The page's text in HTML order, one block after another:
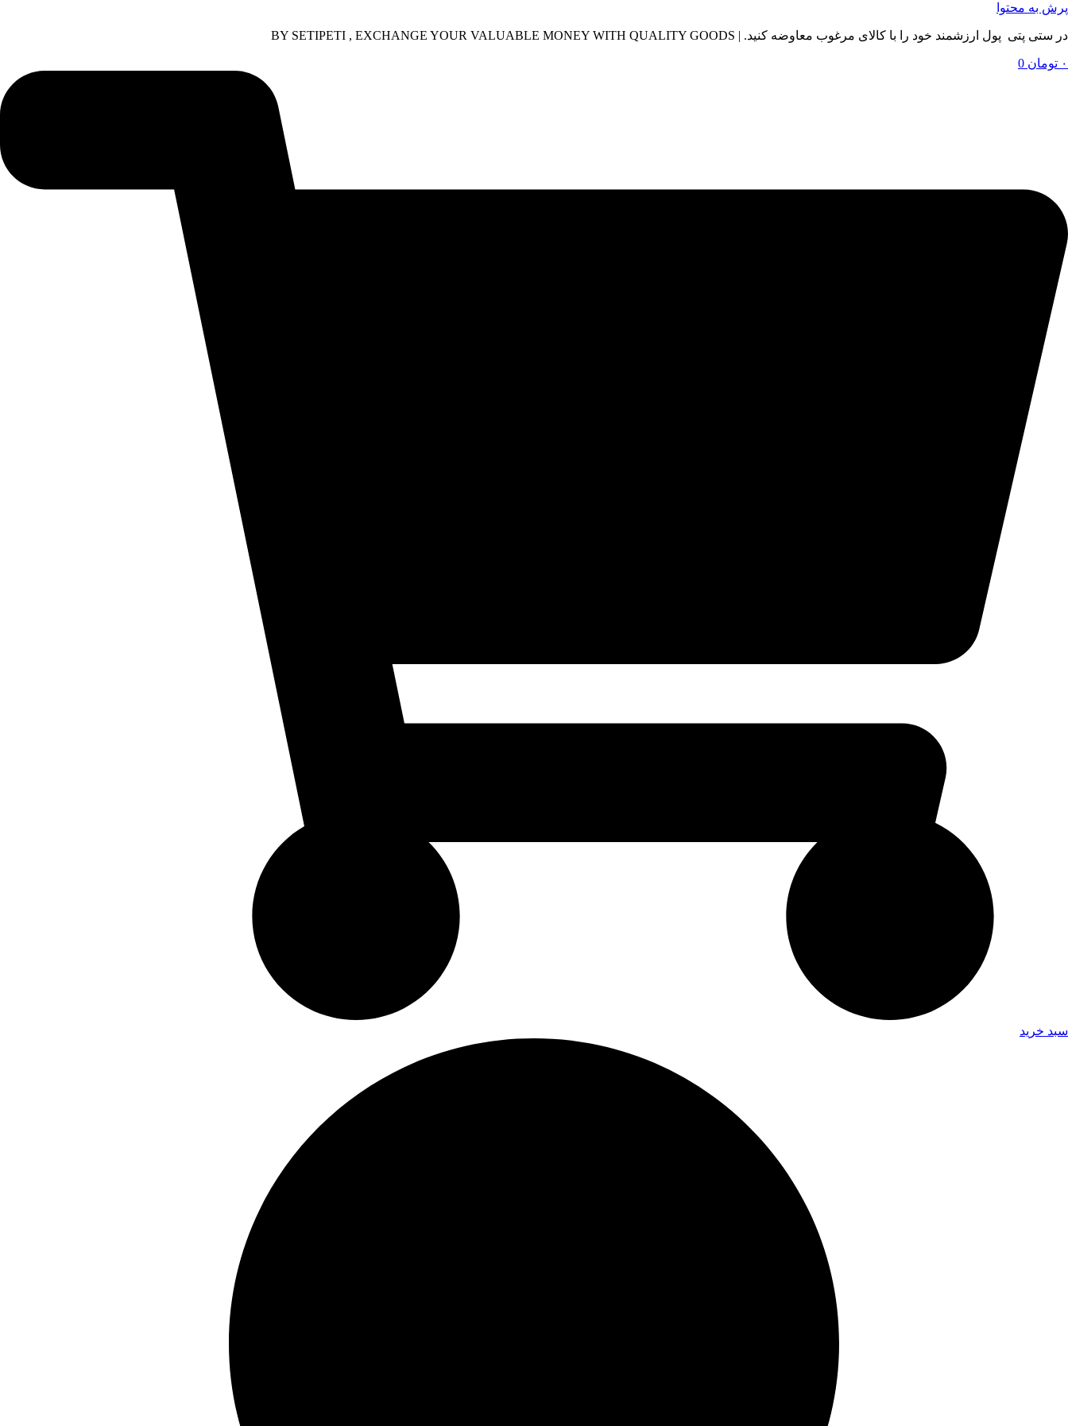
پرش به محتوا
در ستی پتی پول ارزشمند خود را با کالای مرغوب معاوضه کنید. | BY SETIPETI , EXCHANGE YOUR VALUABLE MONEY WITH QUALITY GOODS
۰ تومان 0
سبد خرید